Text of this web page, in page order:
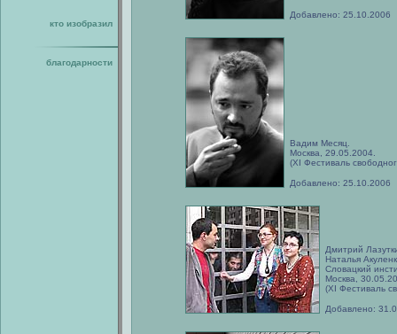
кто изобразил
благодарности
Добавлено: 25.10.2006
Вадим Месяц.
Москва, 29.05.2004.
(XI Фестиваль
Добавлено: 25.10.2006
Дмитрий
Наталья
Словацкий
Москва,
(XI Фестиваль
Добавлено: